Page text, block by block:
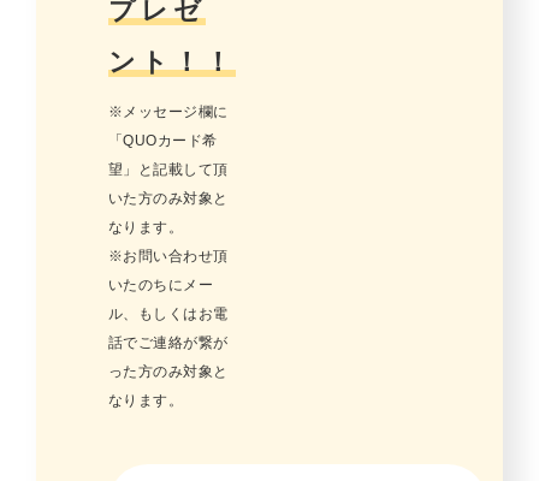
プレゼ
ント！！
※メッセージ欄に
「QUOカード希
望」と記載して頂
いた方のみ対象と
なります。
※お問い合わせ頂
いたのちにメー
ル、もしくはお電
話でご連絡が繋が
った方のみ対象と
なります。